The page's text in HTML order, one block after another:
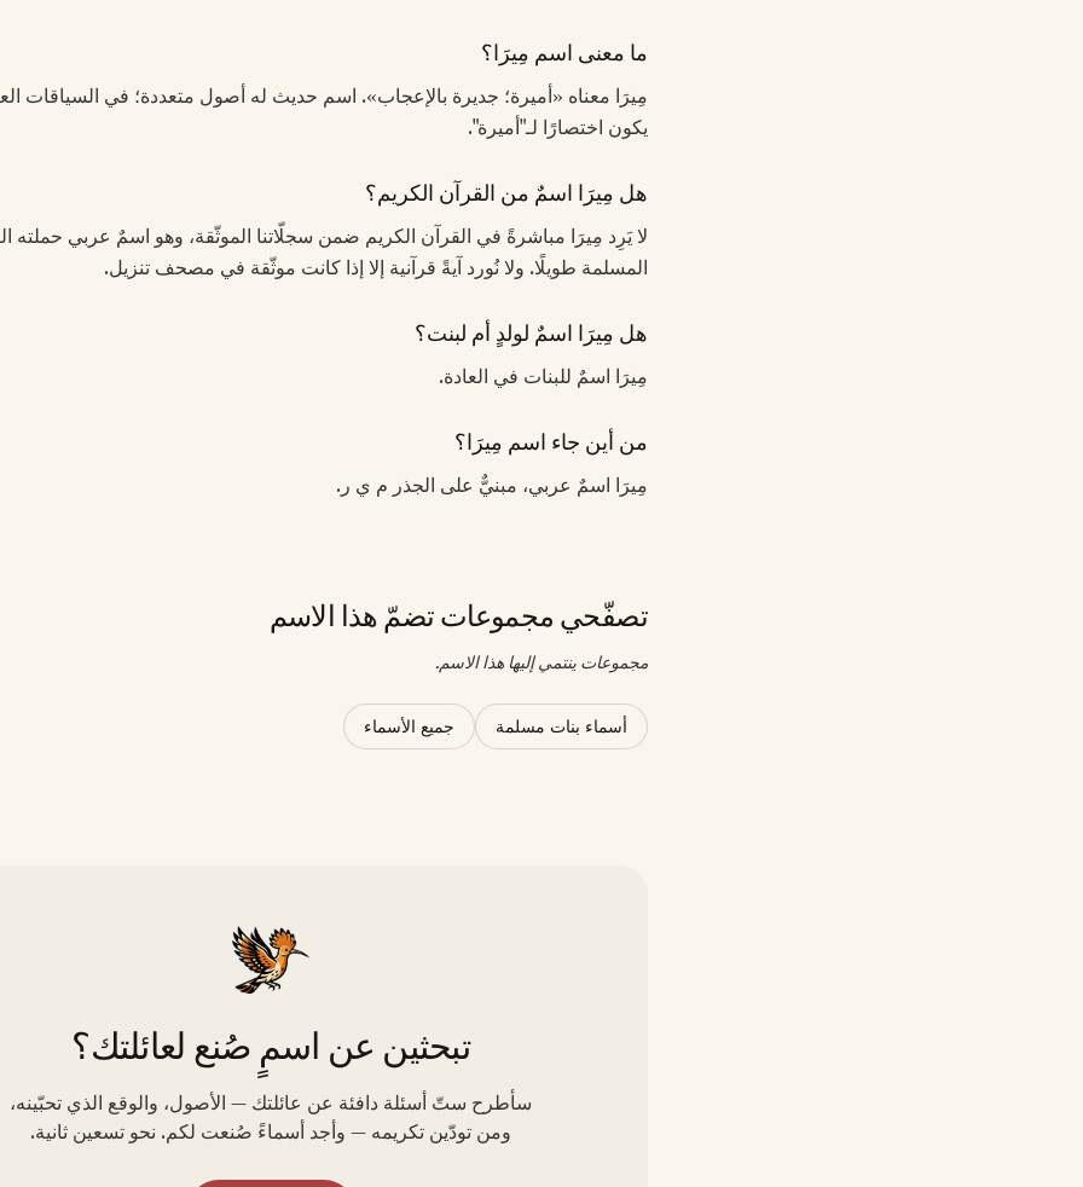
ما معنى اسم مِيرَا؟
مِيرَا معناه «أميرة؛ جديرة بالإعجاب». اسم حديث له أصول متعددة؛ في السياقات
يكون اختصارًا لـ"أميرة".
هل مِيرَا اسمٌ من القرآن الكريم؟
لا يَرِد مِيرَا مباشرةً في القرآن الكريم ضمن سجلّاتنا الموثّقة، وهو اسمٌ عربي حملته
المسلمة طويلًا. ولا نُورد آيةً قرآنية إلا إذا كانت موثّقة في مصحف تنزيل.
هل مِيرَا اسمٌ لولدٍ أم لبنت؟
مِيرَا اسمٌ للبنات في العادة.
من أين جاء اسم مِيرَا؟
مِيرَا اسمٌ عربي، مبنيٌّ على الجذر م ي ر.
تصفّحي مجموعات تضمّ هذا الاسم
مجموعات ينتمي إليها هذا الاسم.
أسماء بنات مسلمة جميع الأسماء
تبحثين عن اسمٍ صُنع لعائلتك؟
سأطرح ستّ أسئلة دافئة عن عائلتك — الأصول، والوقع الذي تحبّينه،
ومن تودّين تكريمه — وأجد أسماءً صُنعت لكم. نحو تسعين ثانية.